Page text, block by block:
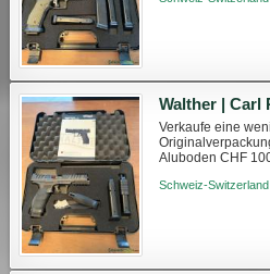
Verkaufe eine
Aluboden CHF
Schweiz-